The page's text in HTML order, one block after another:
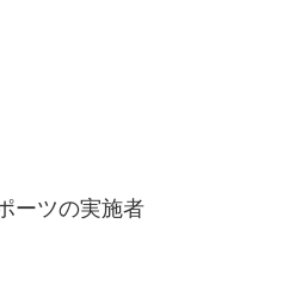
ーツの実施者